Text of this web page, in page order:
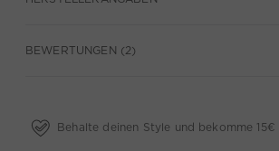
BEWERTUNGEN (2)
Behalte deinen Style und bekomme 15€